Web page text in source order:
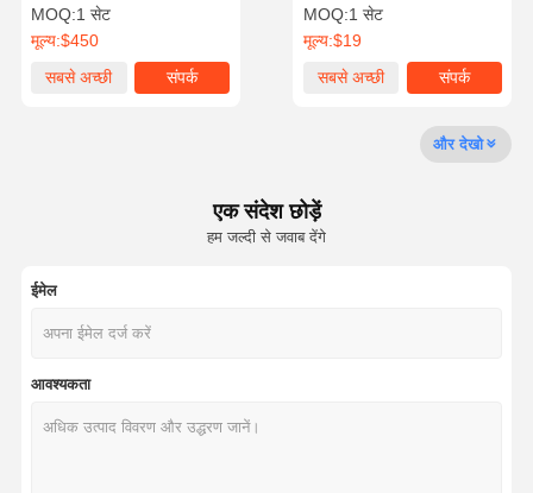
गुणवत्ता नियंत्रण हमसे संपर्क करें अभी चैट करें
कमिंस इंजन पार्ट्स
यानमार इंजन पार्ट्स
DOOSAN उत्खनन इंजन भागों
MOQ:1 सेट
मूल्य:$19
सबसे अच्छी
संपर्क
के लिए
MOQ:1 सेट
मूल्य:$450
सबसे अच्छी
संपर्क
और देखो
एक संदेश छोड़ें
हम जल्दी से जवाब देंगे
ईमेल
आवश्यकता